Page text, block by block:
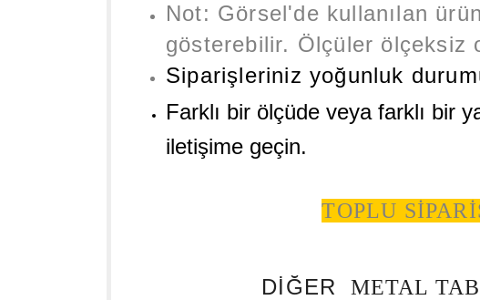
Not: Görsel'de kullanılan
gösterebilir. Ölçüler ölçeksiz
Siparişleriniz yoğunluk
Farklı bir ölçüde veya farklı bir
iletişime geçin.
TOPLU
DİĞER METAL